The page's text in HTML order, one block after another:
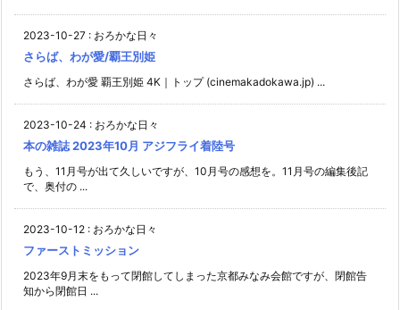
2023-10-27 : おろかな日々
さらば、わが愛/覇王別姫
さらば、わが愛 覇王別姫 4K｜トップ (cinemakadokawa.jp) ...
2023-10-24 : おろかな日々
本の雑誌 2023年10月 アジフライ着陸号
もう、11月号が出て久しいですが、10月号の感想を。11月号の編集後記
で、奥付の ...
2023-10-12 : おろかな日々
ファーストミッション
2023年9月末をもって閉館してしまった京都みなみ会館ですが、閉館告
知から閉館日 ...